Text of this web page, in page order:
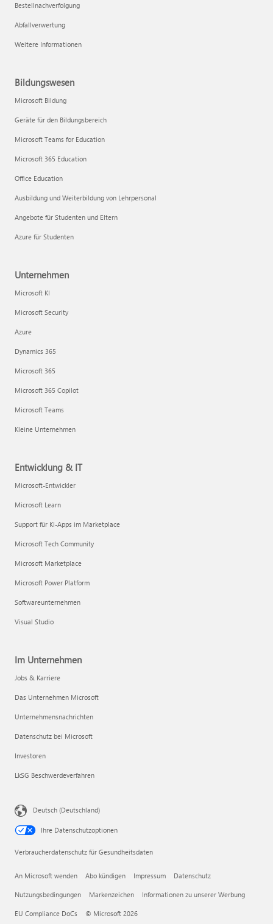
Bestellnachverfolgung
Abfallverwertung
Weitere Informationen
Bildungswesen
Microsoft Bildung
Geräte für den Bildungsbereich
Microsoft Teams for Education
Microsoft 365 Education
Office Education
Ausbildung und Weiterbildung von Lehrpersonal
Angebote für Studenten und Eltern
Azure für Studenten
Unternehmen
Microsoft KI
Microsoft Security
Azure
Dynamics 365
Microsoft 365
Microsoft 365 Copilot
Microsoft Teams
Kleine Unternehmen
Entwicklung & IT
Microsoft-Entwickler
Microsoft Learn
Support für KI-Apps im Marketplace
Microsoft Tech Community
Microsoft Marketplace
Microsoft Power Platform
Softwareunternehmen
Visual Studio
Im Unternehmen
Jobs & Karriere
Das Unternehmen Microsoft
Unternehmensnachrichten
Datenschutz bei Microsoft
Investoren
LkSG Beschwerdeverfahren
Deutsch (Deutschland)
Ihre Datenschutzoptionen
Verbraucherdatenschutz für Gesundheitsdaten
An Microsoft wenden Abo kündigen Impressum Datenschutz
Nutzungsbedingungen Markenzeichen Informationen zu unserer Werbung
EU Compliance DoCs © Microsoft 2026